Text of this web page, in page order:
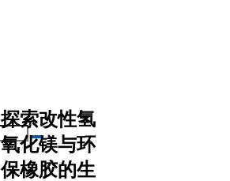
探索改性氢
氧化镁与环
保橡胶的生